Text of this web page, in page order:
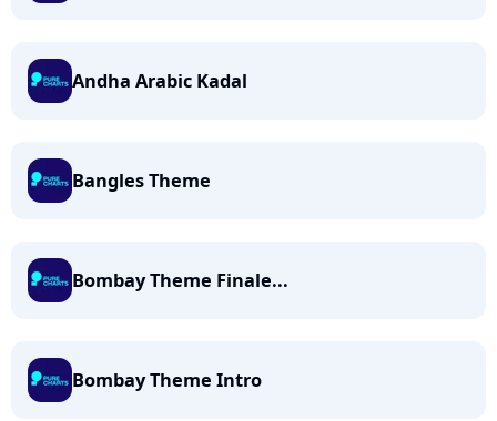
Andha Arabic Kadal
Bangles Theme
Bombay Theme Finale...
Bombay Theme Intro